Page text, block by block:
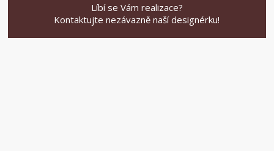
Líbí se Vám realizace?
Kontaktujte nezávazně naší designérku!